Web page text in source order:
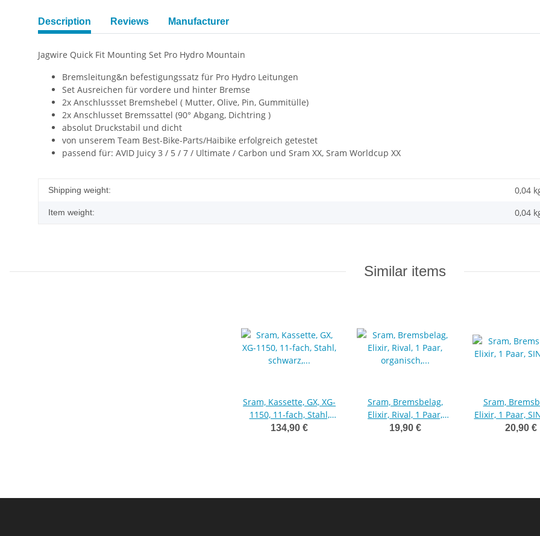
Description Reviews Manufacturer
Jagwire Quick Fit Mounting Set Pro Hydro Mountain
Bremsleitung&n befestigungssatz für Pro Hydro Leitungen
Set Ausreichen für vordere und hinter Bremse
2x Anschlussset Bremshebel ( Mutter, Olive, Pin, Gummitülle)
2x Anschlusset Bremssattel (90° Abgang, Dichtring )
absolut Druckstabil und dicht
von unserem Team Best-Bike-Parts/Haibike erfolgreich getestet
passend für: AVID Juicy 3 / 5 / 7 / Ultimate / Carbon und Sram XX, Sram Worldcup XX
Shipping weight: 0,04
Item weight: 0,04
Similar items
Sram, Kassette, GX, XG-
1150, 11-fach, Stahl,
schwarz, 395g, XD, 10-
134,90 €
Sram, Bremsbelag,
Elixir, Rival, 1 Paar,
organisch, Powerfull
19,90 €
Sram,
Elixir, 1 Paar,
20,90 €